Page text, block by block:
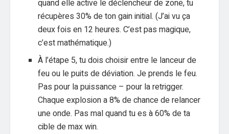
quand elle active le déclencheur de zone, tu
récupères 30% de ton gain initial. (J’ai vu ça
deux fois en 12 heures. C’est pas magique,
c’est mathématique.)
À l’étape 5, tu dois choisir entre le lanceur de
feu ou le puits de déviation. Je prends le feu.
Pas pour la puissance – pour la retrigger.
Chaque explosion a 8% de chance de relancer
une onde. Pas mal quand tu es à 60% de ta
cible de max win.